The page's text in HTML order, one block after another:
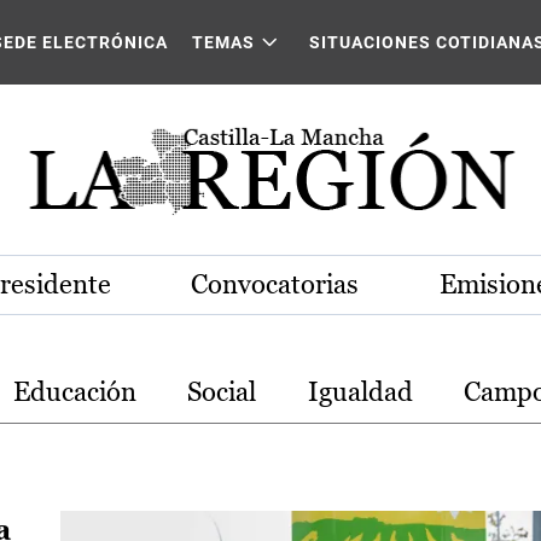
La Mancha
ELECTRÓNICA TEMAS SITUACIONES
Convocatorias
Educación Social Igualdad